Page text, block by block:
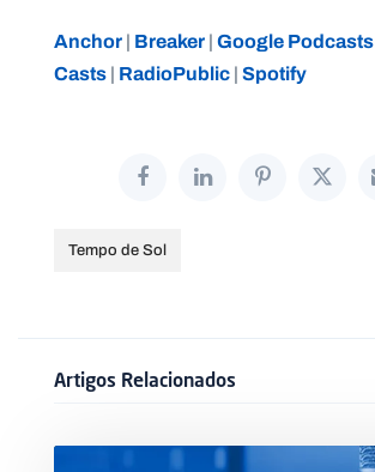
Anchor| Breaker|Google Podcasts
Casts| RadioPublic|Spotify
Tempo de Sol
Artigos Relacionados